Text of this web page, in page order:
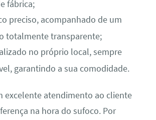
fábrica;
preciso, acompanhado de um
totalmente transparente;
no próprio local, sempre
garantindo a sua comodidade.
excelente atendimento ao cliente
na hora do sufoco. Por